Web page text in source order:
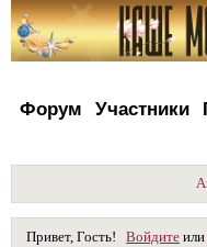
Форум Участники
Привет, Гость! Войдите